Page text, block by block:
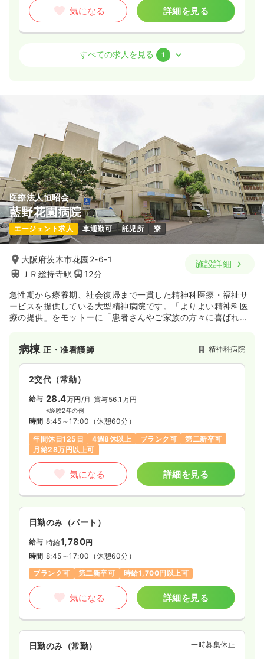
気になる 詳細を見る
8:30～17:00
日曜休み
年間休日120日
担当業務未経験可
ブランク可
第二新卒可 月給30万円以上可
気になる 詳細を見る
すべての求人を見る 1
医療法人恒昭会
藍野花園病院
エージェント求人 車通勤可 託児所 寮
大阪府茨木市花園2-6-1
ＪＲ総持寺駅
12分
施設詳細
急性期から療養期、社会復帰まで一貫した精神科医療・福祉サ
ービスを提供している大型精神病院です。「よりよい精神科医
療の提供」をモットーに「患者さんやご家族の方々に喜ばれる
病棟正・准看護師 精神科病院
2交代（常勤）
給与 28.4万円/月 賞与56.1万円
※経験2年の例
時間 8:45～17:00 （休憩60分）
年間休日125日
4週8休以上 ブランク可
第二新卒可
月給28万円以上可
気になる 詳細を見る
日勤のみ（パート）
給与 時給1,780円
時間 8:45～17:00 （休憩60分）
ブランク可
第二新卒可 時給1,700円以上可
気になる 詳細を見る
日勤のみ（常勤） 一時募集休止